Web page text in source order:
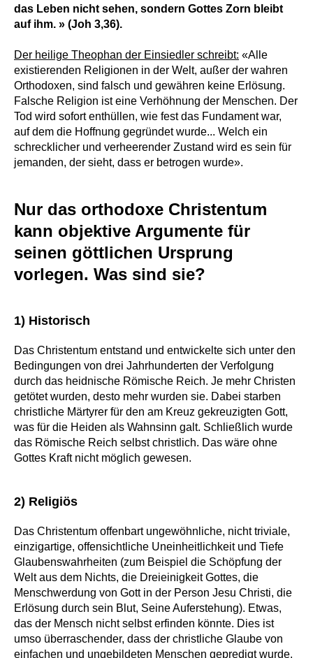
das Leben nicht sehen, sondern Gottes Zorn bleibt
auf ihm. » (Joh 3,36).
Der heilige Theophan der Einsiedler schreibt: «Alle
existierenden Religionen in der Welt, außer der wahren
Orthodoxen, sind falsch und gewähren keine Erlösung.
Falsche Religion ist eine Verhöhnung der Menschen. Der
Tod wird sofort enthüllen, wie fest das Fundament war,
auf dem die Hoffnung gegründet wurde... Welch ein
schrecklicher und verheerender Zustand wird es sein für
jemanden, der sieht, dass er betrogen wurde».
Nur das orthodoxe Christentum
kann objektive Argumente für
seinen göttlichen Ursprung
vorlegen. Was sind sie?
1) Historisch
Das Christentum entstand und entwickelte sich unter den
Bedingungen von drei Jahrhunderten der Verfolgung
durch das heidnische Römische Reich. Je mehr Christen
getötet wurden, desto mehr wurden sie. Dabei starben
christliche Märtyrer für den am Kreuz gekreuzigten Gott,
was für die Heiden als Wahnsinn galt. Schließlich wurde
das Römische Reich selbst christlich. Das wäre ohne
Gottes Kraft nicht möglich gewesen.
2) Religiös
Das Christentum offenbart ungewöhnliche, nicht triviale,
einzigartige, offensichtliche Uneinheitlichkeit und Tiefe
Glaubenswahrheiten (zum Beispiel die Schöpfung der
Welt aus dem Nichts, die Dreieinigkeit Gottes, die
Menschwerdung von Gott in der Person Jesu Christi, die
Erlösung durch sein Blut, Seine Auferstehung). Etwas,
das der Mensch nicht selbst erfinden könnte. Dies ist
umso überraschender, dass der christliche Glaube von
einfachen und ungebildeten Menschen gepredigt wurde.